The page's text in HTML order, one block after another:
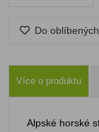
Do oblíbených
Více o produktu
Alpské horské